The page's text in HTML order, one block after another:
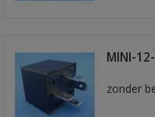
MINI-
zonder